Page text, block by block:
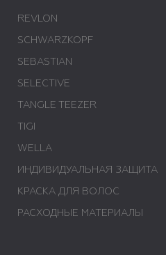
REVLON
SCHWARZKOPF
SEBASTIAN
SELECTIVE
TANGLE TEEZER
TIGI
WELLA
ИНДИВИДУАЛЬНАЯ ЗАЩИТА
КРАСКА ДЛЯ ВОЛОС
РАСХОДНЫЕ МАТЕРИАЛЫ